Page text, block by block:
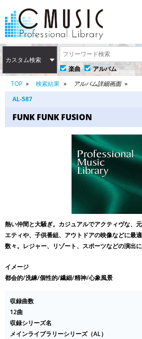
カスタム検索
楽曲
アルバム
TOP
検索結果
アルバム詳細画面
AL-587
FUNK FUNK FUSION
熱い仲間と大騒ぎ。カジュアルでアクティヴな、
エティや、子供番組、アウトドアの映像などに最
数々。レジャー、リゾート、スポーツなどの演出に
イメージ
都会的/洗練/個性的/繊細/精神/心象風景
収録曲数
12曲
収録シリーズ名
メインライブラリーシリーズ（AL）